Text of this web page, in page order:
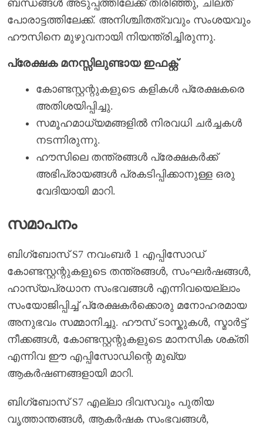
ബന്ധങ്ങൾ അടുപ്പത്തിലേക്ക് തിരിഞ്ഞു, ചിലത്
പോരാട്ടത്തിലേക്ക്. അനിശ്ചിതത്വവും സംശയവും
ഹൗസിനെ മുഴുവനായി നിയന്ത്രിച്ചിരുന്നു.
പ്രേക്ഷക മനസ്സിലുണ്ടായ ഇഫക്റ്റ്
കോണ്ടസ്റ്റന്റുകളുടെ കളികൾ പ്രേക്ഷകരെ
അതിശയിപ്പിച്ചു.
സമൂഹമാധ്യമങ്ങളിൽ നിരവധി ചർച്ചകൾ
നടന്നിരുന്നു.
ഹൗസിലെ തന്ത്രങ്ങൾ പ്രേക്ഷകർക്ക്
അഭിപ്രായങ്ങൾ പ്രകടിപ്പിക്കാനുള്ള ഒരു
വേദിയായി മാറി.
സമാപനം
ബിഗ്‌ബോസ് S7 നവംബർ 1 എപ്പിസോഡ്
കോണ്ടസ്റ്റന്റുകളുടെ തന്ത്രങ്ങൾ, സംഘർഷങ്ങൾ,
ഹാസ്യപ്രധാന സംഭവങ്ങൾ എന്നിവയെല്ലാം
സംയോജിപ്പിച്ച് പ്രേക്ഷകർക്കൊരു മനോഹരമായ
അനുഭവം സമ്മാനിച്ചു. ഹൗസ് ടാസ്കുകൾ, സ്മാർട്ട്
നീക്കങ്ങൾ, കോണ്ടസ്റ്റന്റുകളുടെ മാനസിക ശക്തി
എന്നിവ ഈ എപ്പിസോഡിന്റെ മുഖ്യ
ആകർഷണങ്ങളായി മാറി.
ബിഗ്‌ബോസ് S7 എല്ലാ ദിവസവും പുതിയ
വൃത്താന്തങ്ങൾ, ആകർഷക സംഭവങ്ങൾ,